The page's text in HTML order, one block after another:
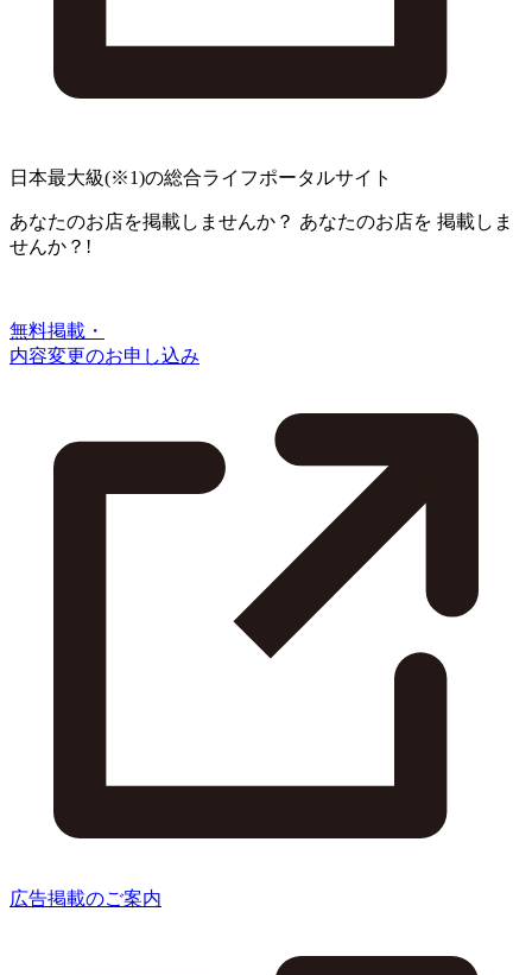
日本最大級(※1)の総合ライフポータルサイト
あなたのお店を掲載しませんか？ あなたのお店を 掲載しま
せんか？!
無料掲載・
内容変更のお申し込み
広告掲載のご案内